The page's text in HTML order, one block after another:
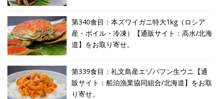
第340食目：本ズワイガニ特大1kg（ロシア
産・ボイル・冷凍）【通販サイト：高水/北海
道】をお取り寄せ。
第339食目：礼文島産エゾバフン生ウニ【通
販サイト：船泊漁業協同組合/北海道】をお取
り寄せ。